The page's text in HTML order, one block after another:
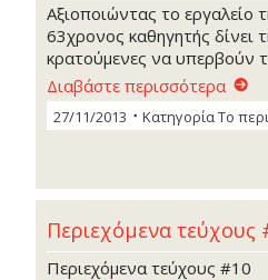
Αξιοποιώντας το εργαλείο
63χρονος καθηγητής δίνει
κρατούμενες να υπερβούν
Διαβάστε περισσότερα
27/11/2013 ΚατηγορίαΤο
Περιεχόμενα τεύχους
Περιεχόμενα τεύχους #10